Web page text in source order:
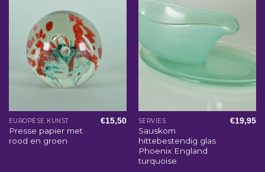
EUROPESE KUNST
Presse papier met
rood en groen
€15,50 SERVIES
Sauskom
hittebestendig glas
Phoenix England
turquoise
€19,95